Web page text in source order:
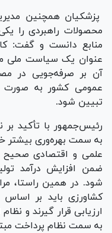
پزشکیان همچنین
محصولات راهبردی را
منابع دانست و گفت:
عنوان یک سیاست ملی
آن بر صرفه‌جویی در
عمومی کشور به صورت
تبیین شود.
رئیس‌جمهور با تأکید
به سمت بهره‌وری بیشتر
علمی و اقتصادی صحیح
ضمن افزایش درآمد
شود. در همین راستا،
کشاورزی باید بر
ارزیابی قرار گیرند و
به سمت نظام پرداخت